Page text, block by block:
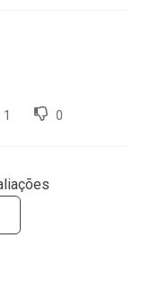
1 0